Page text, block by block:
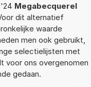
Megabecquerel
dit alternatief
waarde
men ook gebruikt,
selectielijsten met
voor ons overgenomen
gedaan.